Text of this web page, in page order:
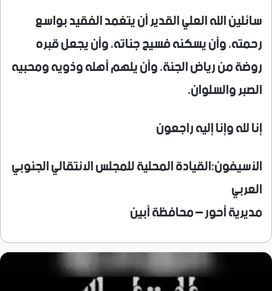
سائلين الله العلي القدير أن يتغمد الفقيد بواسع
رحمته، وأن يسكنه فسيح جناته، وأن يجعل قبره
روضة من رياض الجنة، وأن يلهم أهله وذويه ومحبيه
الصبر والسلوان.
إنا لله وإنا إليه راجعون
الأسيفون:القيادة المحلية للمجلس الانتقالي الجنوبي
العربي
مديرية أحور – محافظة أبين